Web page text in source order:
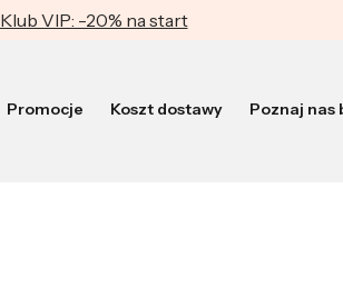
Klub VIP: -20% na start
Promocje Koszt dostawy Poznaj nas